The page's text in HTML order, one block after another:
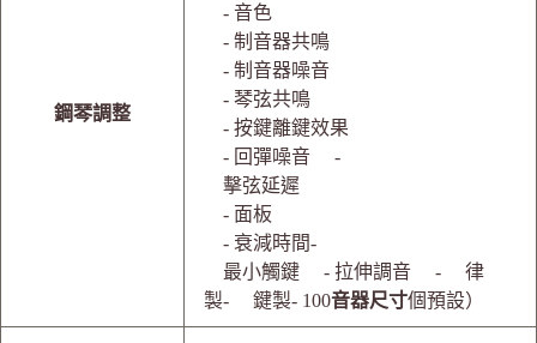
鋼琴調整
- 音色
- 制音器共鳴
- 制音器噪音
- 琴弦共鳴
- 按鍵離鍵效果
- 回彈噪音 -
擊弦延遲
- 面板
- 衰減時間-
最小觸鍵 - 拉伸調音 - 律
製- 鍵製- 100音器尺寸個預設）